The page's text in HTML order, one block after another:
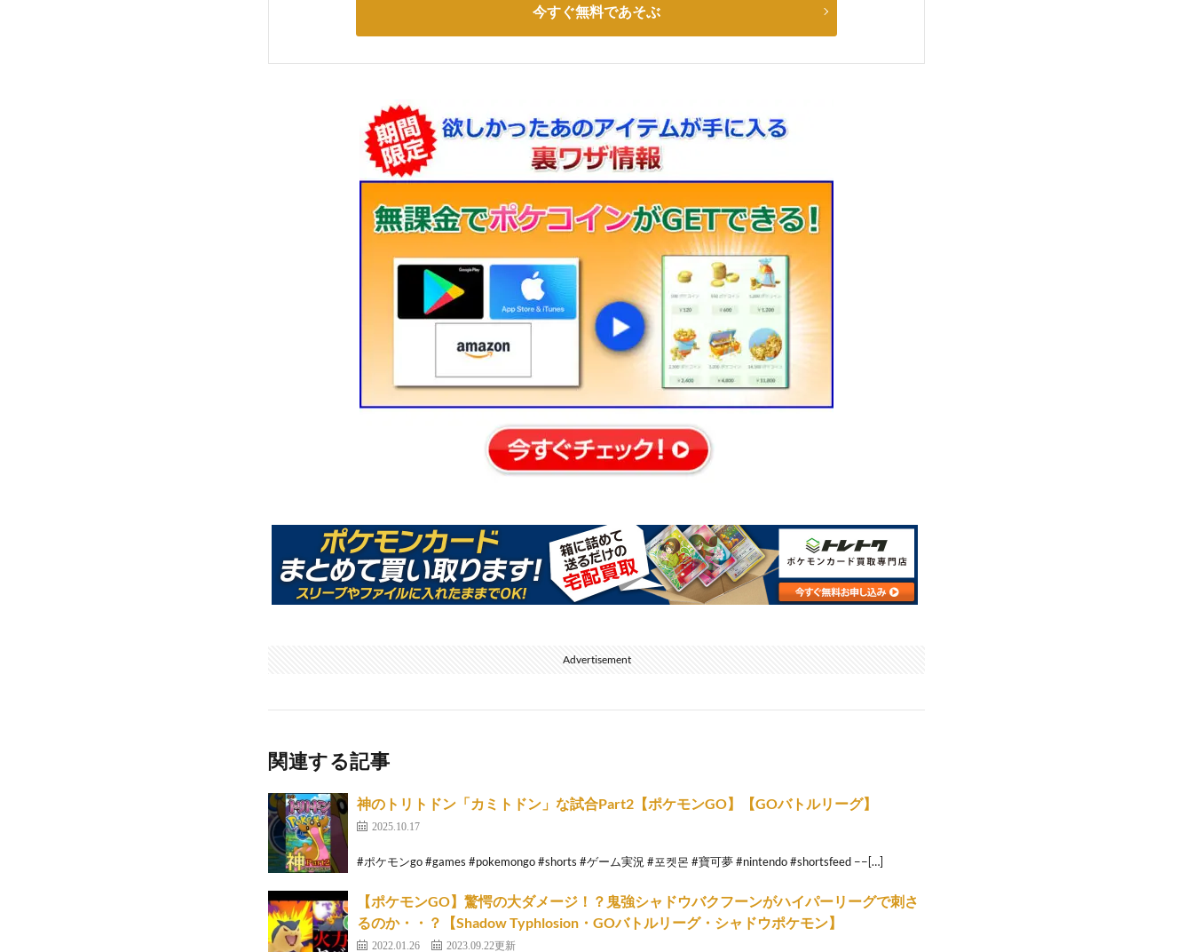
今すぐ無料であそぶ
Advertisement
関連する記事
神のトリトドン「カミトドン」な試合Part2【ポケモンGO】【GOバトルリーグ】
2025.10.17
#ポケモンgo #games #pokemongo #shorts #ゲーム実況 #포켓몬 #寶可夢 #nintendo #shortsfeed −−[…]
【ポケモンGO】驚愕の大ダメージ！？鬼強シャドウバクフーンがハイパーリーグで刺さ
るのか・・？【Shadow Typhlosion・GOバトルリーグ・シャドウポケモン】
2022.01.26 2023.09.22更新